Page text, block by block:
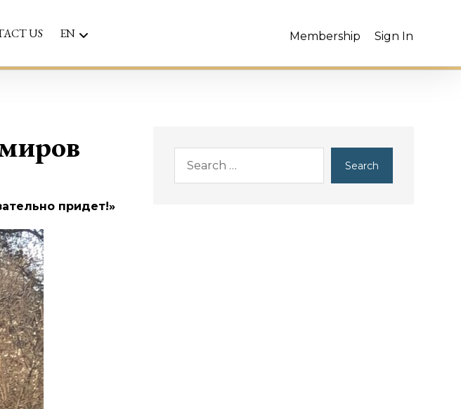
US EN Sign In
Membership
придет!»
Search